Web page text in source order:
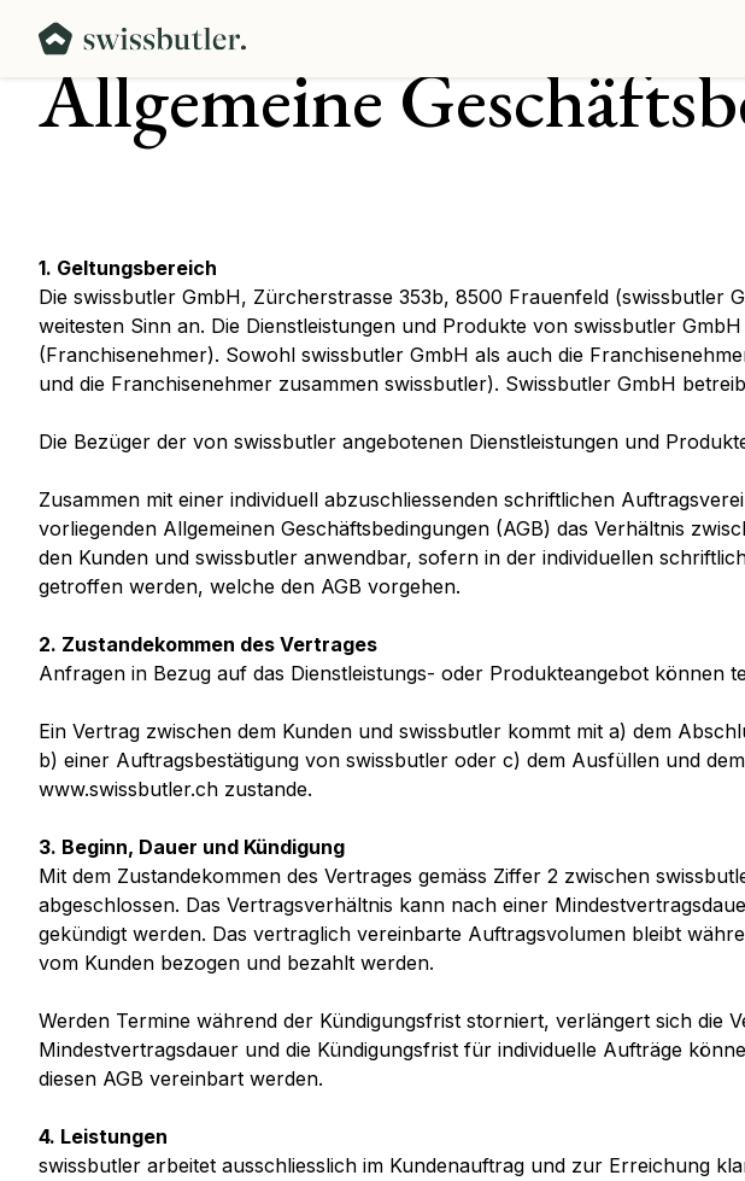
contentAllgemeine
1. Geltungsbereich
Die swissbutler GmbH, Zürcherstrasse 353b, 8500 Frauenfeld (swissbutler
weitesten Sinn an. Die Dienstleistungen und Produkte von swissbutler
(Franchisenehmer). Sowohl swissbutler GmbH als auch die
und die Franchisenehmer zusammen swissbutler). Swissbutler GmbH
Die Bezüger der von swissbutler angebotenen Dienstleistungen und
Zusammen mit einer individuell abzuschliessenden schriftlichen
vorliegenden Allgemeinen Geschäftsbedingungen (AGB) das Verhältnis
den Kunden und swissbutler anwendbar, sofern in der individuellen
getroffen werden, welche den AGB vorgehen.
2. Zustandekommen des Vertrages
Anfragen in Bezug auf das Dienstleistungs- oder Produkteangebot
Ein Vertrag zwischen dem Kunden und swissbutler kommt mit a) dem
b) einer Auftragsbestätigung von swissbutler oder c) dem Ausfüllen und
www.swissbutler.ch zustande.
3. Beginn, Dauer und Kündigung
Mit dem Zustandekommen des Vertrages gemäss Ziffer 2 zwischen
abgeschlossen. Das Vertragsverhältnis kann nach einer
gekündigt werden. Das vertraglich vereinbarte Auftragsvolumen bleibt
vom Kunden bezogen und bezahlt werden.
Werden Termine während der Kündigungsfrist storniert, verlängert sich die
Mindestvertragsdauer und die Kündigungsfrist für individuelle Aufträge
diesen AGB vereinbart werden.
4. Leistungen
swissbutler arbeitet ausschliesslich im Kundenauftrag und zur Erreichung